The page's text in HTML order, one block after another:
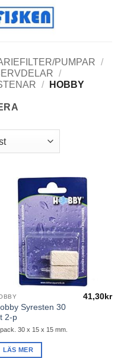
PUMPAR /
/
/ HOBBY
Syresten 30
2-p
41,30 kr
30 x 15 x 15 mm.
LÄS MER